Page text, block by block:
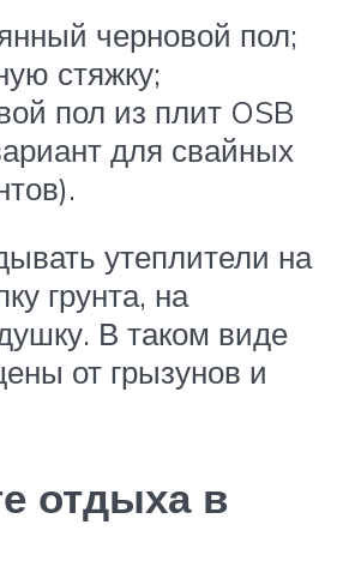
черновой пол;
стяжку;
пол из плит OSB
для свайных
утеплители на
грунта, на
В таком виде
от грызунов и
отдыха в